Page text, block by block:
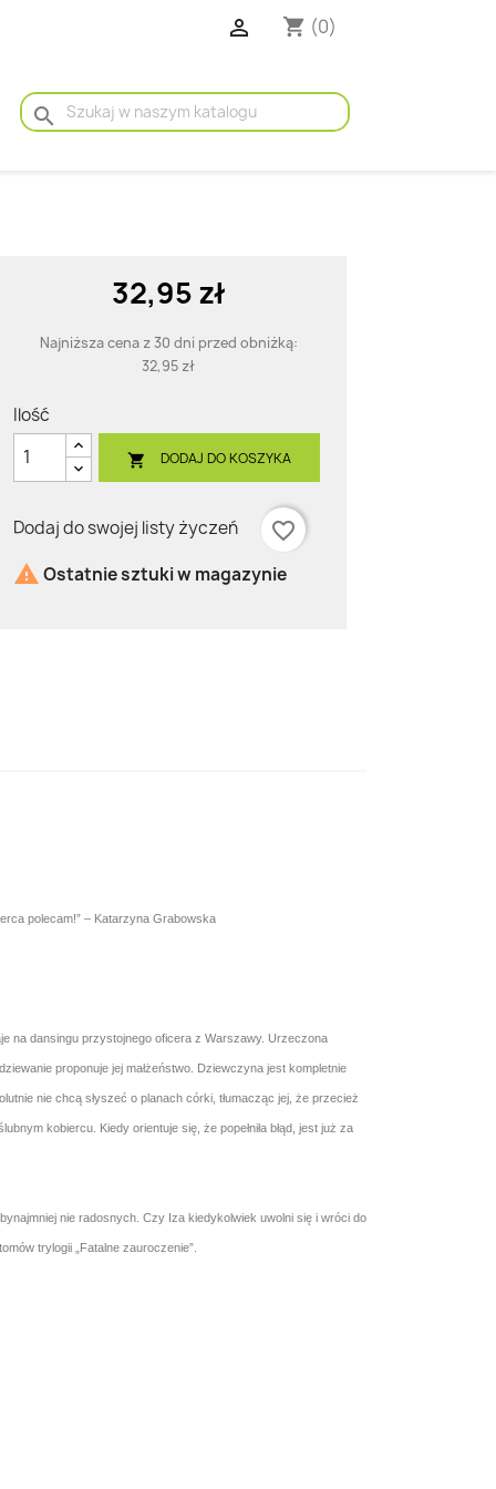
 shopping_cart (0)
search
32,95 zł
Najniższa cena z 30 dni przed obniżką:
32,95 zł
Ilość
 DODAJ DO KOSZYKA
Dodaj do swojej listy życzeń
favorite_border
 Ostatnie sztuki w magazynie
polecam!” – Katarzyna Grabowska
na dansingu przystojnego oficera z Warszawy. Urzeczona
proponuje jej małżeństwo. Dziewczyna jest kompletnie
nie chcą słyszeć o planach córki, tłumacząc jej, że przecież
kobiercu. Kiedy orientuje się, że popełniła błąd, jest już za
nie radosnych. Czy Iza kiedykolwiek uwolni się i wróci do
trylogii „Fatalne zauroczenie”.